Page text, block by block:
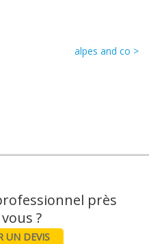
alpes and co >
près
UN DEVIS